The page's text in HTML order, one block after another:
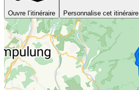
Ouvre l’itinéraire Personnalise cet itinéraire